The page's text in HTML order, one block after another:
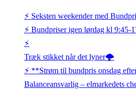
⚡️ Seksten weekender med
⚡️ Bundpriser igen lørdag kl 9:45-
⚡️
Træk stikket når det lyner🌩️
⚡️ **Strøm til bundpris onsdag
Balanceansvarlig – elmarkedets